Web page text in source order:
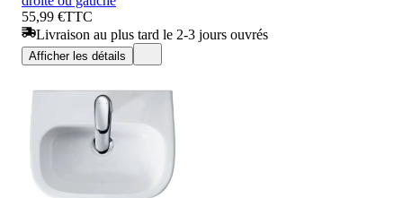
55,99 €TTC
Livraison au plus tard le 2-3 jours ouvrés
Afficher les détails